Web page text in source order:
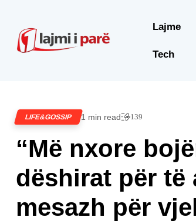
Lajme
Tech
LIFE&GOSSIP 1 min read 139
“Më nxore
dëshirat për të
mesazh për